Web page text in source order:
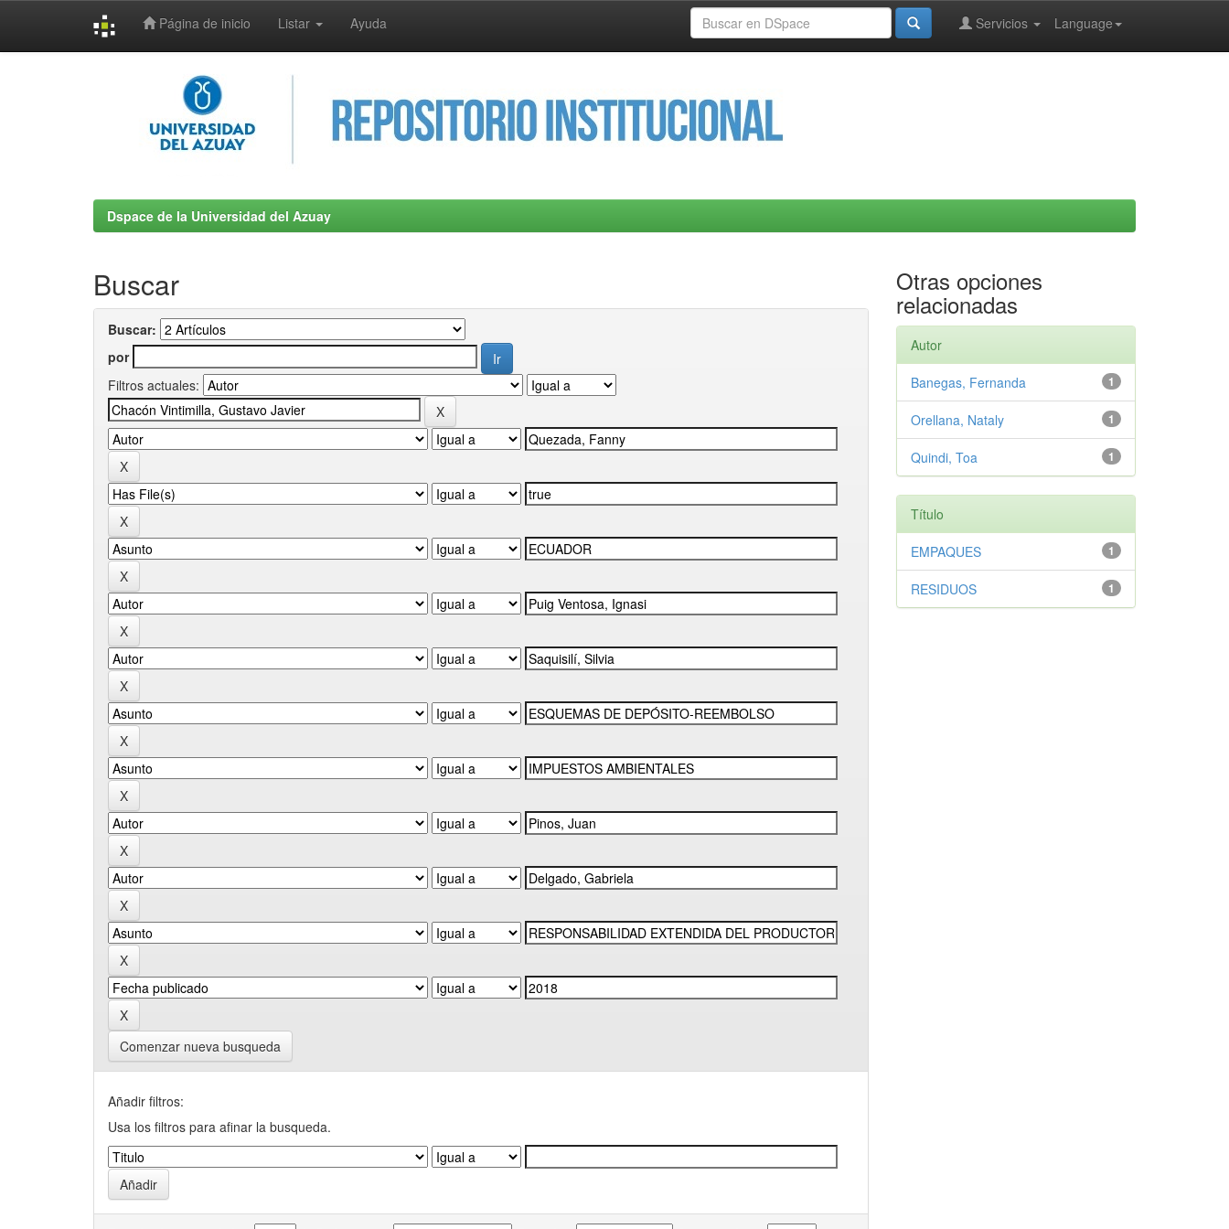
Página de inicio Listar Ayuda Language
Servicios
Dspace de la Universidad del Azuay
Buscar
Buscar:
por
Filtros actuales:
Comenzar nueva busqueda
Añadir filtros:
Usa los filtros para afinar la busqueda.
Otras opciones
relacionadas
Autor
1
Banegas, Fernanda
1
Orellana, Nataly
1
Quindi, Toa
Título
1
EMPAQUES
1
RESIDUOS